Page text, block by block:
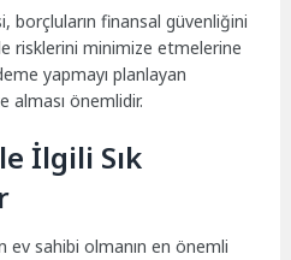
borçluların finansal güvenliğini
risklerini minimize etmelerine
yapmayı planlayan
alması önemlidir.
İlgili Sık
ev sahibi olmanın en önemli